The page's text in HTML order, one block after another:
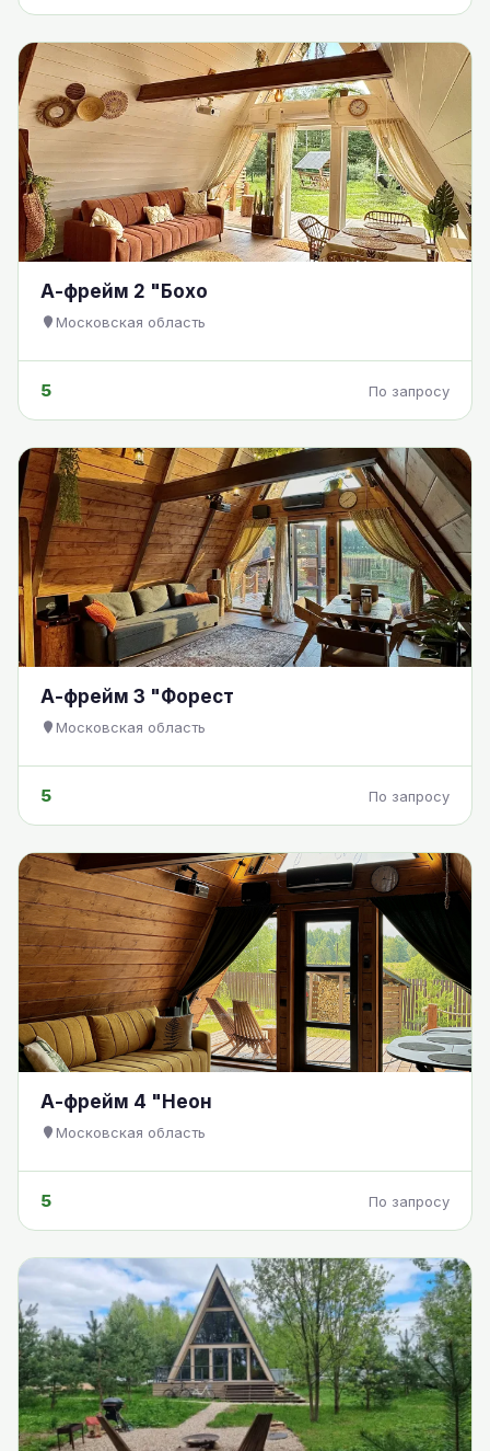
А-фрейм 2 "Бохо
Московская область
5 По запросу
А-фрейм 3 "Форест
Московская область
5 По запросу
А-фрейм 4 "Неон
Московская область
5 По запросу